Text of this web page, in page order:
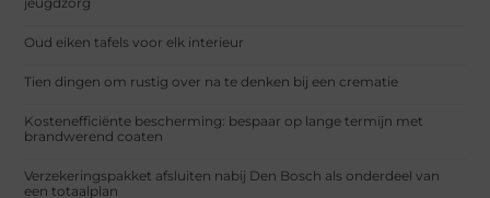
Oud eiken tafels voor elk interieur
Tien dingen om rustig over na te denken bij een crematie
Kostenefficiënte bescherming: bespaar op lange termijn met
brandwerend coaten
Verzekeringspakket afsluiten nabij Den Bosch als onderdeel van
een totaalplan